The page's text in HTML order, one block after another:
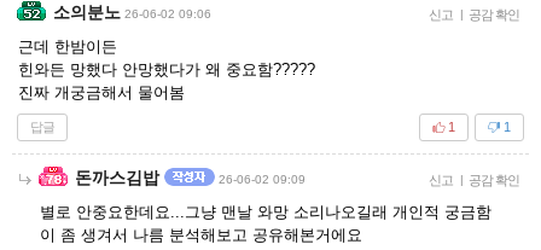
소의분노 26-06-02 09:06 신고 | 공감 확인
근데 한밤이든
힌와든 망했다 안망했다가 왜 중요함?????
진짜 개궁금해서 물어봄
답글 1
1
돈까스김밥 26-06-02 09:09 신고 | 공감 확인
별로 안중요한데요...그냥 맨날 와망 소리나오길래 개인적 궁금함
이 좀 생겨서 나름 분석해보고 공유해본거에요